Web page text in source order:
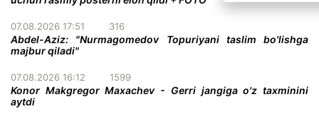
07.08.2026 17:51 316
Abdel-Aziz: "Nurmagomedov Topuriyani taslim bo'lishga
majbur qiladi"
07.08.2026 16:12 1599
Konor Makgregor Maxachev - Gerri jangiga o'z taxminini
aytdi